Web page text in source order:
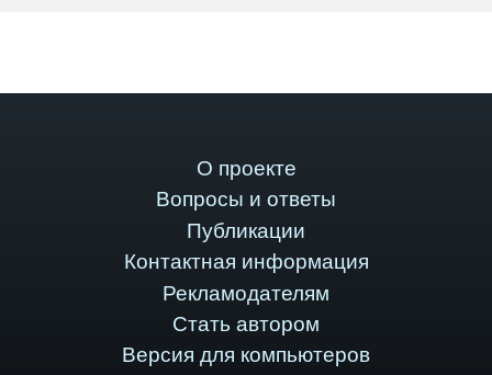
О проекте
Вопросы и ответы
Публикации
Контактная информация
Рекламодателям
Стать автором
Версия для компьютеров